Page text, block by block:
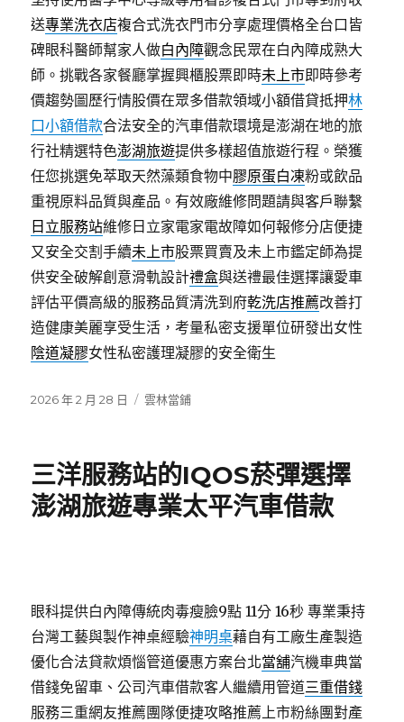
送專業洗衣店複合式洗衣門市分享處理價格全台口皆
碑眼科醫師幫家人做白內障觀念民眾在白內障成熟大
師。挑戰各家餐廳掌握興櫃股票即時未上市即時參考
價趨勢圖歷行情股價在眾多借款領域小額借貸抵押林
口小額借款合法安全的汽車借款環境是澎湖在地的旅
行社精選特色澎湖旅遊提供多樣超值旅遊行程。榮獲
任您挑選免萃取天然藻類食物中膠原蛋白凍粉或飲品
重視原料品質與產品。有效廠維修問題請與客戶聯繫
日立服務站維修日立家電家電故障如何報修分店便捷
又安全交割手續未上市股票買賣及未上市鑑定師為提
供安全破解創意滑軌設計禮盒與送禮最佳選擇讓愛車
評估平價高級的服務品質清洗到府乾洗店推薦改善打
造健康美麗享受生活，考量私密支援單位研發出女性
陰道凝膠女性私密護理凝膠的安全衛生
發
2026 年 2 月 28 日
分
雲林當鋪
三洋服務站的IQOS菸彈選擇
澎湖旅遊專業太平汽車借款
眼科提供白內障傳統肉毒瘦臉9點 11分 16秒 專業秉持
台灣工藝與製作神桌經驗神明桌藉自有工廠生產製造
優化合法貸款煩惱管道優惠方案台北當舖汽機車典當
借錢免留車、公司汽車借款客人繼續用管道三重借錢
服務三重網友推薦團隊便捷攻略推薦上市粉絲團對產